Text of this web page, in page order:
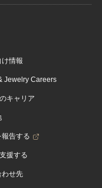
情報
Jewelry Careers
キャリア
告する
援する
わせ先